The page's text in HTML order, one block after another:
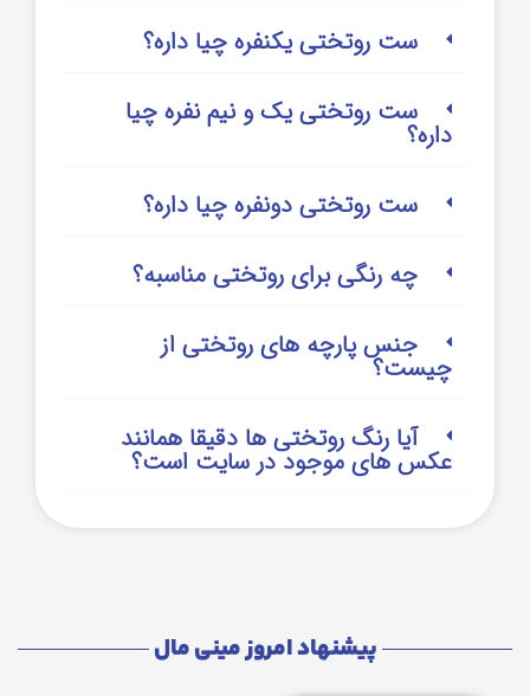
ست روتختی یکنفره چیا داره؟
ست روتختی یک و نیم نفره چیا
داره؟
ست روتختی دونفره چیا داره؟
چه رنگی برای روتختی مناسبه؟
جنس پارچه های روتختی از
چیست؟
آیا رنگ روتختی ها دقیقا همانند
عکس های موجود در سایت است؟
پیشنهاد امروز مینی مال